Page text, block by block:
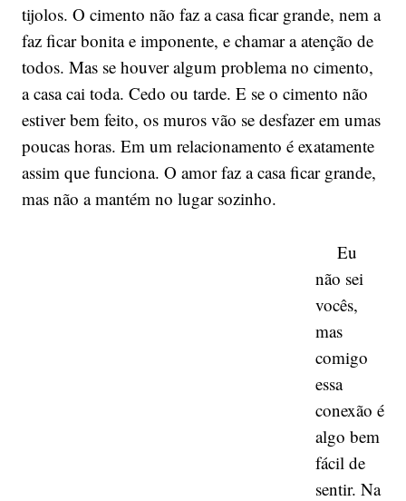
tijolos. O cimento não faz a casa ficar grande, nem a
faz ficar bonita e imponente, e chamar a atenção de
todos. Mas se houver algum problema no cimento,
a casa cai toda. Cedo ou tarde. E se o cimento não
estiver bem feito, os muros vão se desfazer em umas
poucas horas. Em um relacionamento é exatamente
assim que funciona. O amor faz a casa ficar grande,
mas não a mantém no lugar sozinho.
Eu
não sei
vocês,
mas
comigo
essa
conexão é
algo bem
fácil de
sentir. Na